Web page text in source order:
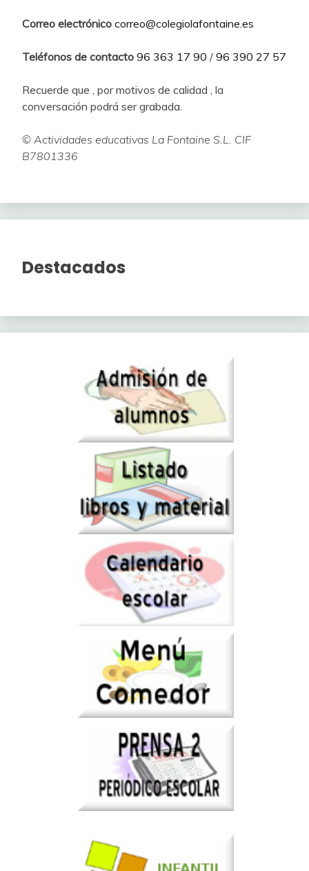
Correo electrónico correo@colegiolafontaine.es
Teléfonos de contacto 96 363 17 90 / 96 390 27 57
Recuerde que , por motivos de calidad , la
conversación podrá ser grabada.
© Actividades educativas La Fontaine S.L. CIF
B7801336
Destacados